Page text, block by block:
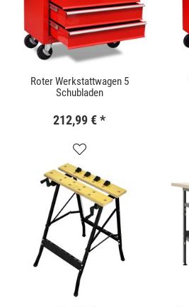
Roter Werkstattwagen 5
Schubladen
212,99 €*